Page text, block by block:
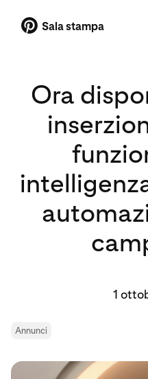
Sala stampa
Ora
1
Annunci